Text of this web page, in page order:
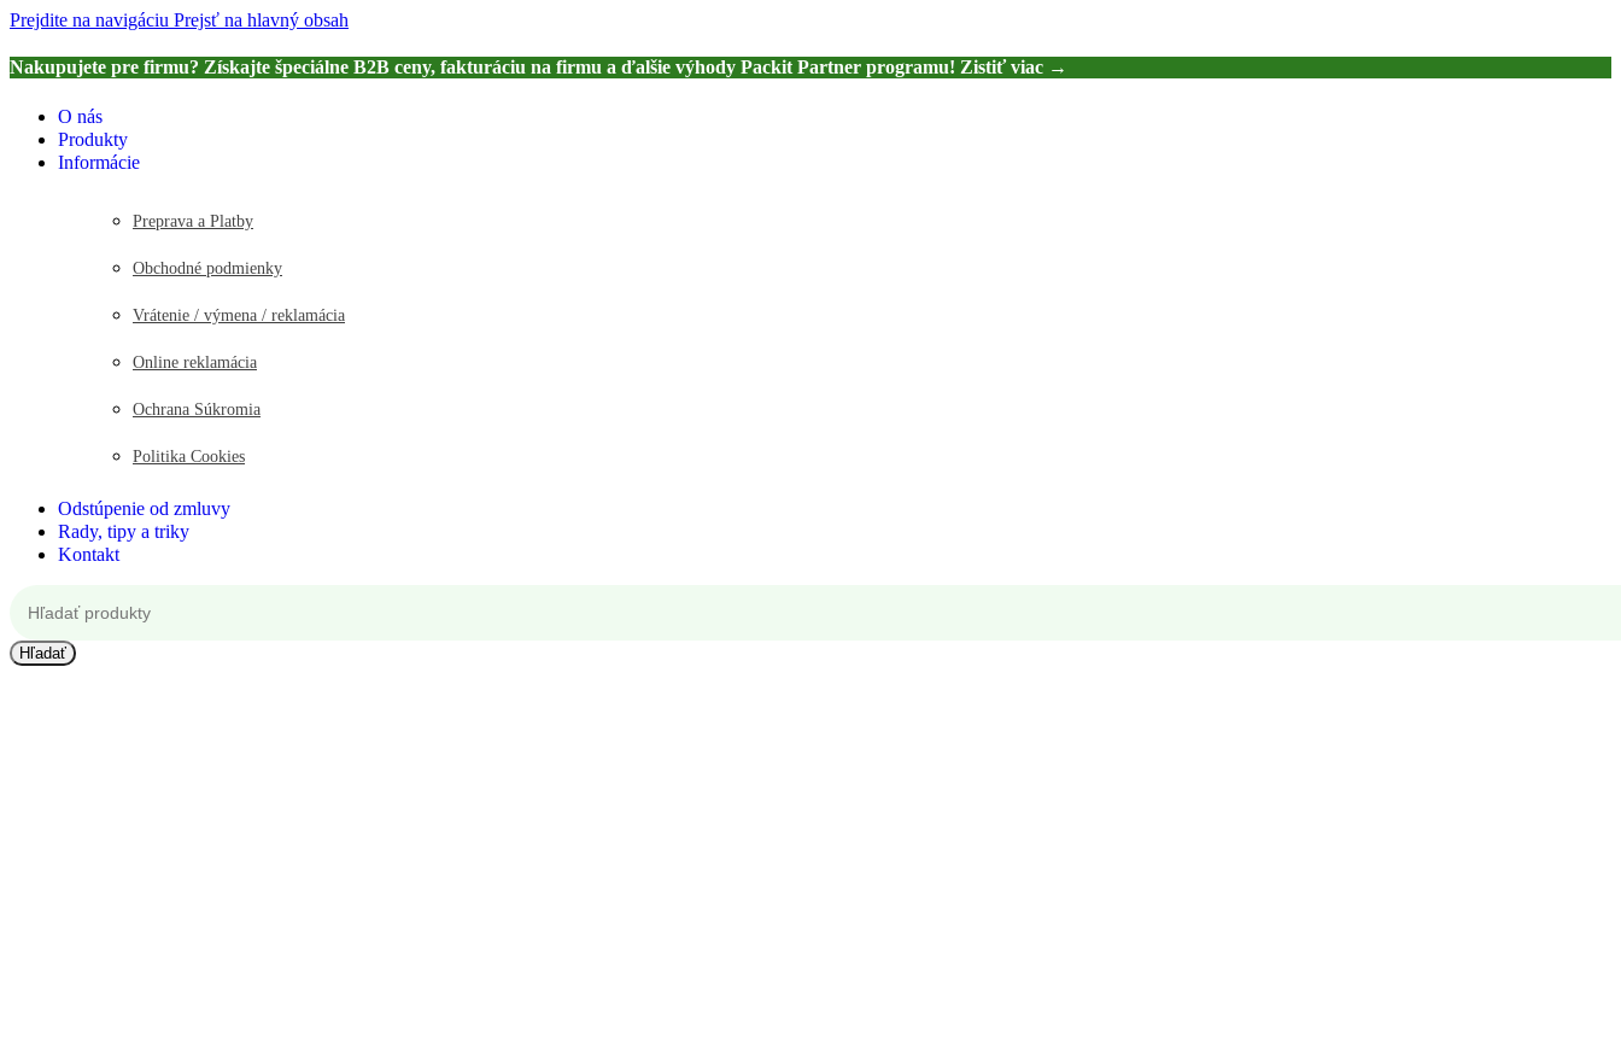
Prejdite na navigáciu Prejsť na hlavný obsah
Nakupujete pre firmu? Získajte špeciálne B2B ceny, fakturáciu na firmu a ďalšie výhody Packit Partner programu! Zistiť viac →
O nás
Produkty
Informácie
Preprava a Platby
Obchodné podmienky
Vrátenie / výmena / reklamácia
Online reklamácia
Ochrana Súkromia
Politika Cookies
Odstúpenie od zmluvy
Rady, tipy a triky
Kontakt
Hľadať